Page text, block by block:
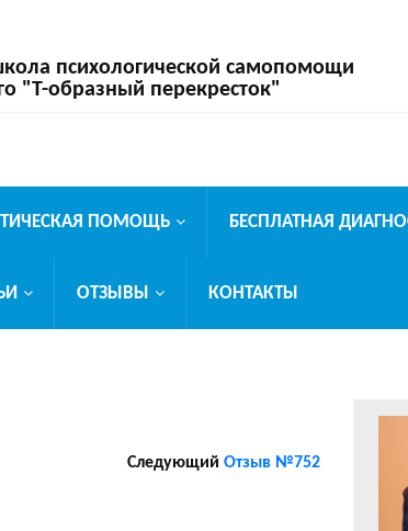
психологической самопомощи
"Т-образный перекресток"
ПОМОЩЬ БЕСПЛАТНАЯ
ОТЗЫВЫ КОНТАКТЫ
Следующий Отзыв №752